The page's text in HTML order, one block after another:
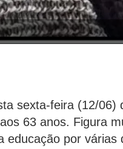
sexta-feira (12/
63 anos. Figura
educação por